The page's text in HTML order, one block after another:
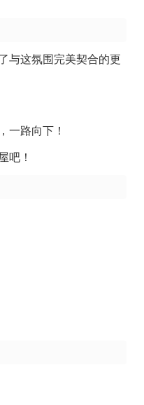
与这氛围完美契合的更
一路向下！
吧！